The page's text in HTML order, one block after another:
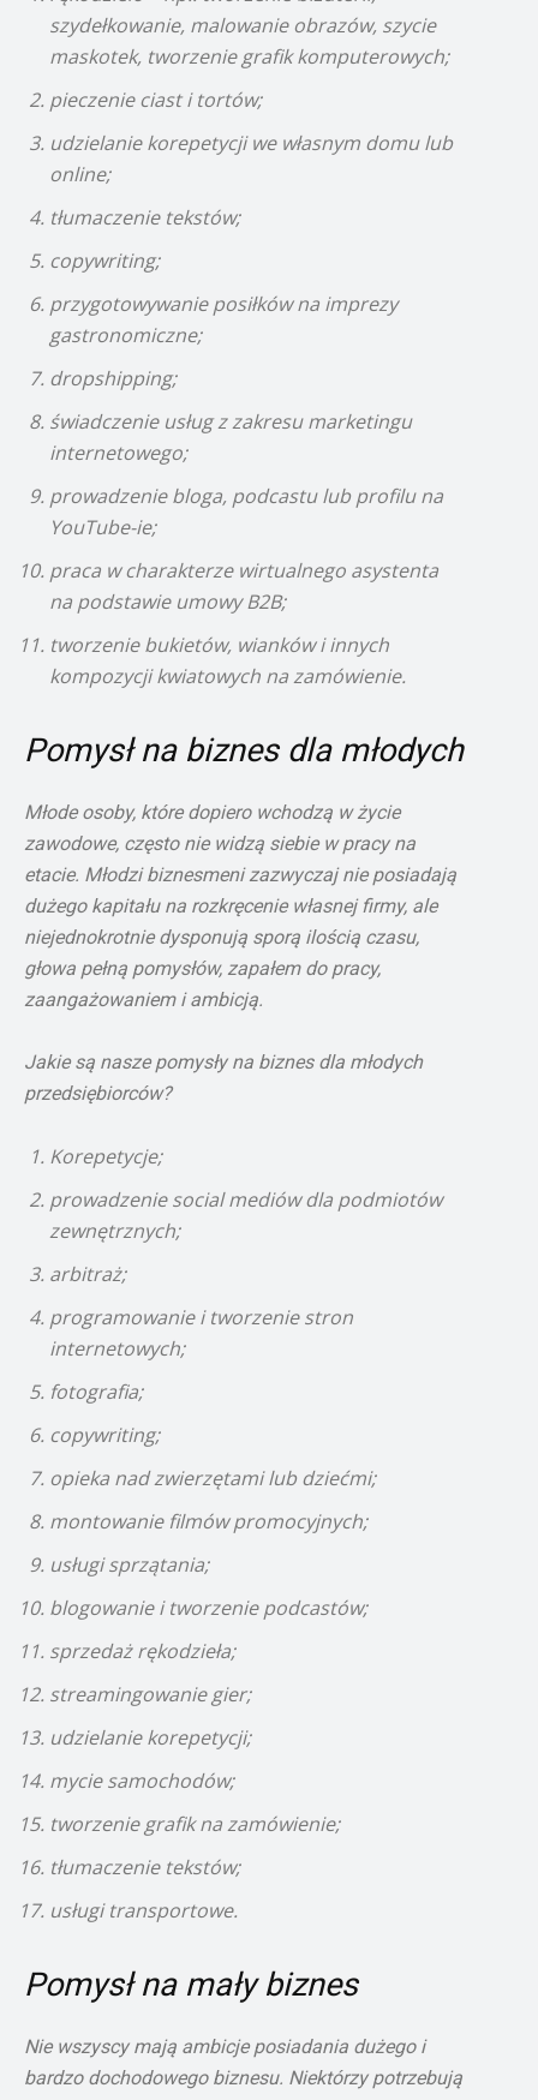
szydełkowanie, malowanie obrazów, szycie
maskotek, tworzenie grafik komputerowych;
pieczenie ciast i tortów;
udzielanie korepetycji we własnym domu lub
online;
tłumaczenie tekstów;
copywriting;
przygotowywanie posiłków na imprezy
gastronomiczne;
dropshipping;
świadczenie usług z zakresu marketingu
internetowego;
prowadzenie bloga, podcastu lub profilu na
YouTube-ie;
praca w charakterze wirtualnego asystenta
na podstawie umowy B2B;
tworzenie bukietów, wianków i innych
kompozycji kwiatowych na zamówienie.
Pomysł na biznes dla młodych
Młode osoby, które dopiero wchodzą w życie
zawodowe, często nie widzą siebie w pracy na
etacie. Młodzi biznesmeni zazwyczaj nie posiadają
dużego kapitału na rozkręcenie własnej firmy, ale
niejednokrotnie dysponują sporą ilością czasu,
głowa pełną pomysłów, zapałem do pracy,
zaangażowaniem i ambicją.
Jakie są nasze pomysły na biznes dla młodych
przedsiębiorców?
Korepetycje;
prowadzenie social mediów dla podmiotów
zewnętrznych;
arbitraż;
programowanie i tworzenie stron
internetowych;
fotografia;
copywriting;
opieka nad zwierzętami lub dziećmi;
montowanie filmów promocyjnych;
usługi sprzątania;
blogowanie i tworzenie podcastów;
sprzedaż rękodzieła;
streamingowanie gier;
udzielanie korepetycji;
mycie samochodów;
tworzenie grafik na zamówienie;
tłumaczenie tekstów;
usługi transportowe.
Pomysł na mały biznes
Nie wszyscy mają ambicje posiadania dużego i
bardzo dochodowego biznesu. Niektórzy potrzebują